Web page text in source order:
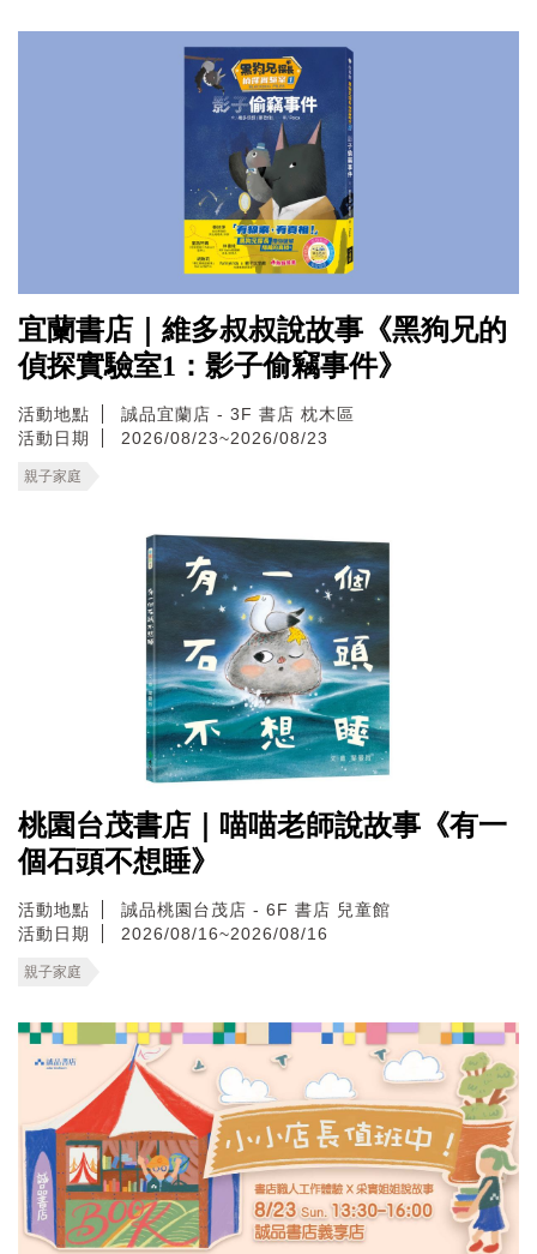
宜蘭書店｜維多叔叔說故事《黑狗兄的
偵探實驗室1：影子偷竊事件》
活動地點
誠品宜蘭店 - 3F 書店 枕木區
活動日期
2026/08/23~2026/08/23
親子家庭
桃園台茂書店｜喵喵老師說故事《有一
個石頭不想睡》
活動地點
誠品桃園台茂店 - 6F 書店 兒童館
活動日期
2026/08/16~2026/08/16
親子家庭